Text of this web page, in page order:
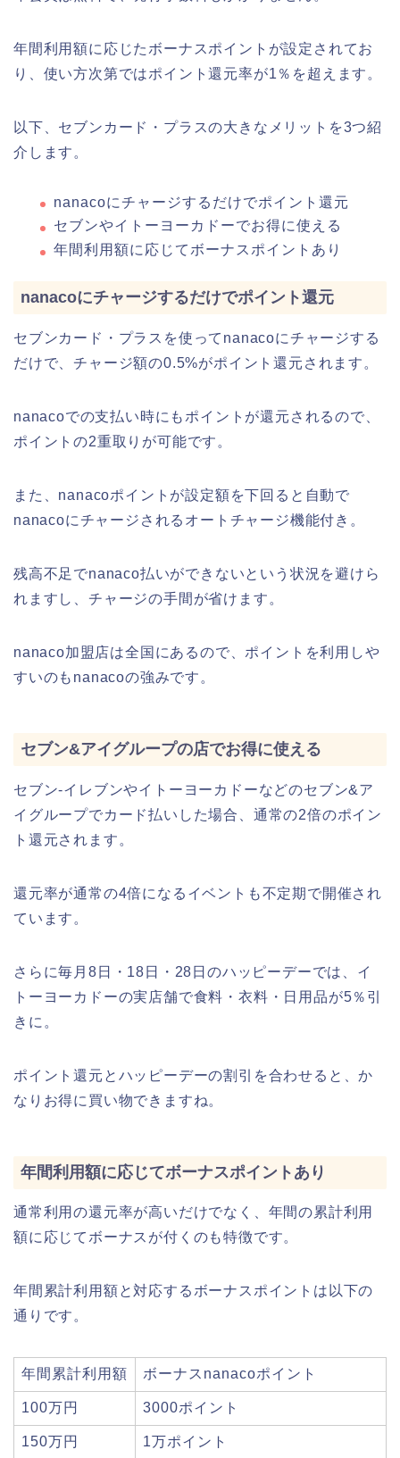
年間利用額に応じたボーナスポイントが設定されてお
り、使い方次第ではポイント還元率が1％を超えます。
以下、セブンカード・プラスの大きなメリットを3つ紹
介します。
nanacoにチャージするだけでポイント還元
セブンやイトーヨーカドーでお得に使える
年間利用額に応じてボーナスポイントあり
nanacoにチャージするだけでポイント還元
セブンカード・プラスを使ってnanacoにチャージする
だけで、チャージ額の0.5%がポイント還元されます。
nanacoでの支払い時にもポイントが還元されるので、
ポイントの2重取りが可能です。
また、nanacoポイントが設定額を下回ると自動で
nanacoにチャージされるオートチャージ機能付き。
残高不足でnanaco払いができないという状況を避けら
れますし、チャージの手間が省けます。
nanaco加盟店は全国にあるので、ポイントを利用しや
すいのもnanacoの強みです。
セブン&アイグループの店でお得に使える
セブン-イレブンやイトーヨーカドーなどのセブン&ア
イグループでカード払いした場合、通常の2倍のポイン
ト還元されます。
還元率が通常の4倍になるイベントも不定期で開催され
ています。
さらに毎月8日・18日・28日のハッピーデーでは、イ
トーヨーカドーの実店舗で食料・衣料・日用品が5％引
きに。
ポイント還元とハッピーデーの割引を合わせると、か
なりお得に買い物できますね。
年間利用額に応じてボーナスポイントあり
通常利用の還元率が高いだけでなく、年間の累計利用
額に応じてボーナスが付くのも特徴です。
年間累計利用額と対応するボーナスポイントは以下の
通りです。
年間累計利用額 ボーナスnanacoポイント
100万円 3000ポイント
150万円 1万ポイント